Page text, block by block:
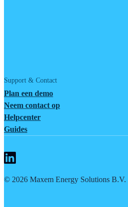
Support & Contact
Plan een demo
Neem contact op
Helpcenter
Guides
© 2026 Maxem Energy Solutions B.V.